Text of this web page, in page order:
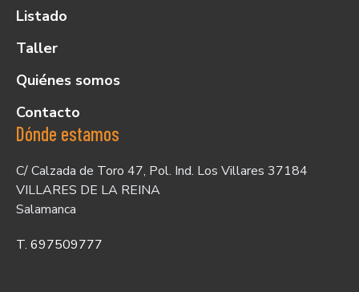
Listado
Taller
Quiénes somos
Contacto
Dónde estamos
C/ Calzada de Toro 47, Pol. Ind. Los Villares 37184
VILLARES DE LA REINA
Salamanca
T. 697509777